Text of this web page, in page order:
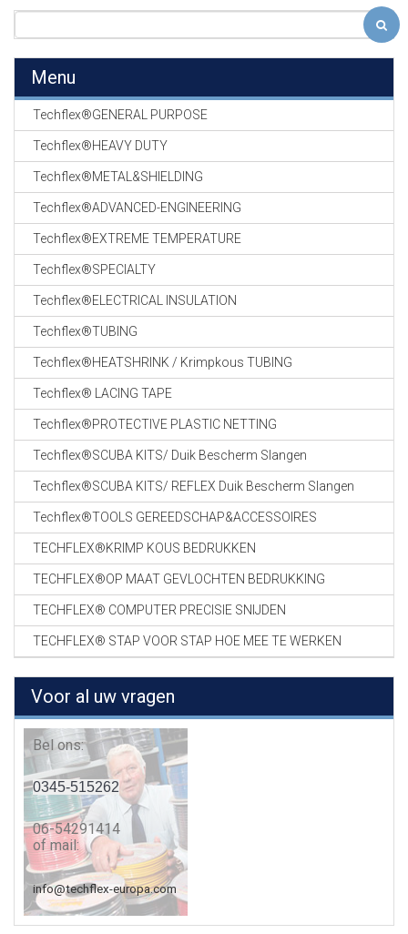
Menu
Techflex®GENERAL PURPOSE
Techflex®HEAVY DUTY
Techflex®METAL&SHIELDING
Techflex®ADVANCED-ENGINEERING
Techflex®EXTREME TEMPERATURE
Techflex®SPECIALTY
Techflex®ELECTRICAL INSULATION
Techflex®TUBING
Techflex®HEATSHRINK / Krimpkous TUBING
Techflex® LACING TAPE
Techflex®PROTECTIVE PLASTIC NETTING
Techflex®SCUBA KITS/ Duik Bescherm Slangen
Techflex®SCUBA KITS/ REFLEX Duik Bescherm Slangen
Techflex®TOOLS GEREEDSCHAP&ACCESSOIRES
TECHFLEX®KRIMP KOUS BEDRUKKEN
TECHFLEX®OP MAAT GEVLOCHTEN BEDRUKKING
TECHFLEX® COMPUTER PRECISIE SNIJDEN
TECHFLEX® STAP VOOR STAP HOE MEE TE WERKEN
Voor al uw vragen
Bel ons:
0345-515262
06-54291414
of mail:
info@techflex-europa.com